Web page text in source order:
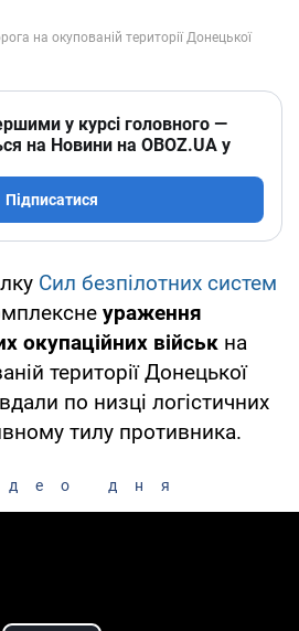
у курсі головного —
на Новини на OBOZ.UA у
Підписатися
Сил безпілотних систем
ураження
окупаційних військ на
території Донецької
по низці логістичних
тилу противника.
дня